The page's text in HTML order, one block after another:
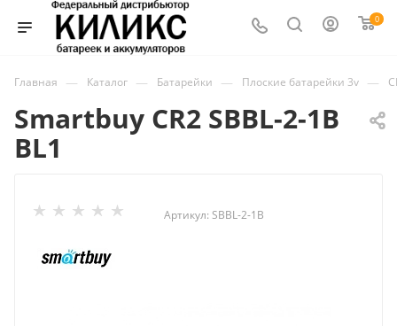
0
Главная — Каталог — Батарейки — Плоские батарейки 3v —
Smartbuy CR2 SBBL-2-1B
BL1
Артикул: SBBL-2-1B